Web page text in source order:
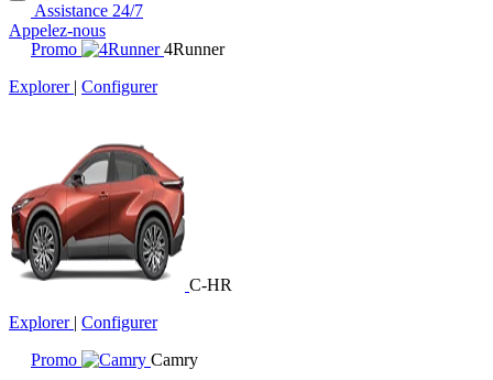
Assistance 24/7
Appelez-nous
Promo
4Runner
Explorer | Configurer
C-HR
Explorer | Configurer
Promo
Camry